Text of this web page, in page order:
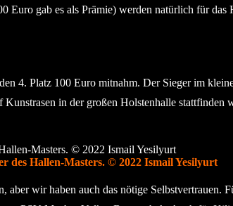
gab es als Prämie) werden natürlich für das
4. Platz 100 Euro mitnahm. Der Sieger im
in der großen Holstenhalle stattfinden
des Hallen-Masters. © 2022 Ismail Yesilyurt
wir haben auch das nötige Selbstvertrauen.